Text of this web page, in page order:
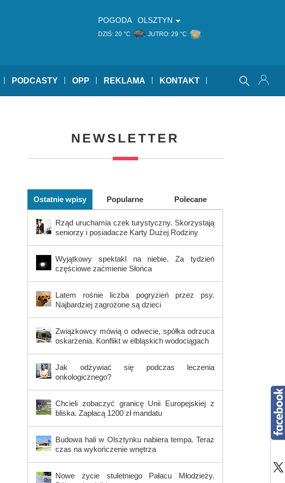
POGODA OLSZTYN
DZIŚ: 20 °C JUTRO: 29 °C
PODCASTY OPP REKLAMA KONTAKT
NEWSLETTER
Ostatnie wpisy Popularne Polecane
Rząd uruchamia czek turystyczny. Skorzystają
seniorzy i posiadacze Karty Dużej Rodziny
Wyjątkowy spektakl na niebie. Za tydzień
częściowe zaćmienie Słońca
Latem rośnie liczba pogryzień przez psy.
Najbardziej zagrożone są dzieci
Związkowcy mówią o odwecie, spółka odrzuca
oskarżenia. Konflikt w elbląskich wodociągach
Jak odżywiać się podczas leczenia
onkologicznego?
Chcieli zobaczyć granicę Unii Europejskiej z
bliska. Zapłacą 1200 zł mandatu
Budowa hali w Olsztynku nabiera tempa. Teraz
czas na wykończenie wnętrza
Nowe życie stuletniego Pałacu Młodzieży.